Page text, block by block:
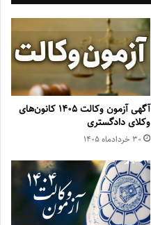
آگهی آزمون وکالت ۱۴۰۵ کانون‌های
وکلای دادگستری
۳۰ خرداد‌ماه ۱۴۰۵